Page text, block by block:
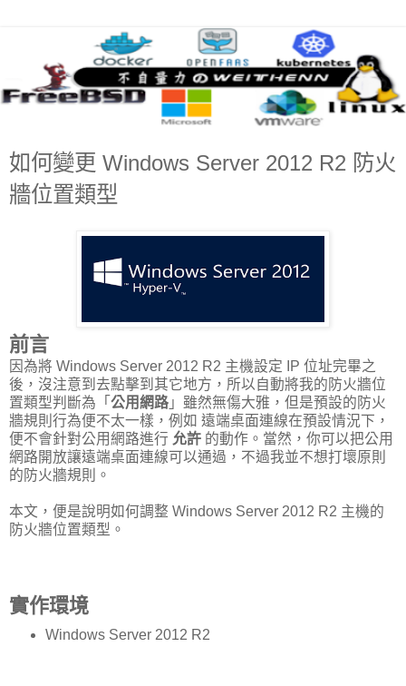
如何變更 Windows Server 2012 R2 防火
牆位置類型
前言
因為將 Windows Server 2012 R2 主機設定 IP 位址完畢之
後，沒注意到去點擊到其它地方，所以自動將我的防火牆位
置類型判斷為「 公用網路 」雖然無傷大雅，但是預設的防火
牆規則行為便不太一樣，例如 遠端桌面連線在預設情況下，
便不會針對公用網路進行 允許 的動作。當然，你可以把公用
網路開放讓遠端桌面連線可以通過，不過我並不想打壞原則
的防火牆規則。
本文，便是說明如何調整 Windows Server 2012 R2 主機的
防火牆位置類型。
實作環境
Windows Server 2012 R2